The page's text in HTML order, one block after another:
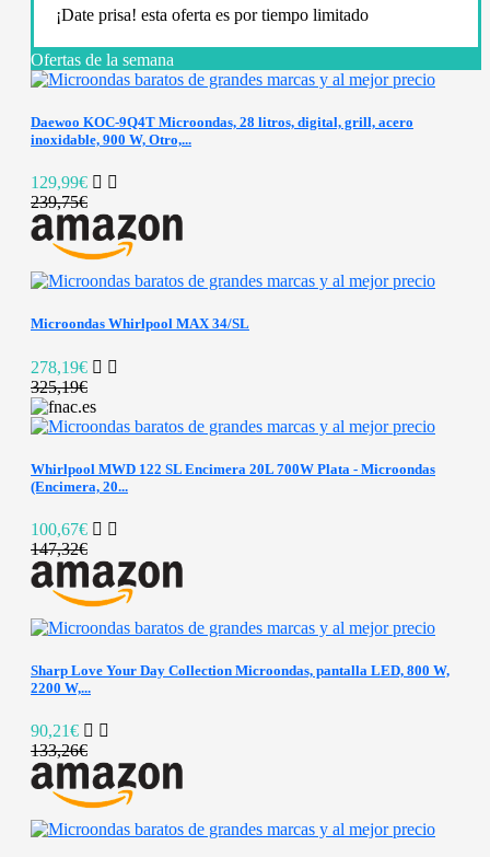
¡Date prisa! esta oferta es por tiempo limitado
Ofertas de la semana
Daewoo KOC-9Q4T Microondas, 28 litros, digital, grill, acero
inoxidable, 900 W, Otro,...
129,99€
239,75€
Microondas Whirlpool MAX 34/SL
278,19€
325,19€
Whirlpool MWD 122 SL Encimera 20L 700W Plata - Microondas
(Encimera, 20...
100,67€
147,32€
Sharp Love Your Day Collection Microondas, pantalla LED, 800 W,
2200 W,...
90,21€
133,26€